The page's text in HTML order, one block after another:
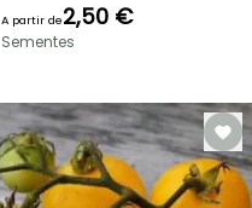
A partir de2,50 €
Sementes